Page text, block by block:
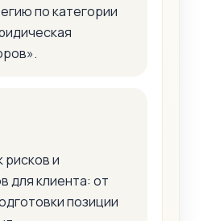
по категории
и
для клиента: от
позиции